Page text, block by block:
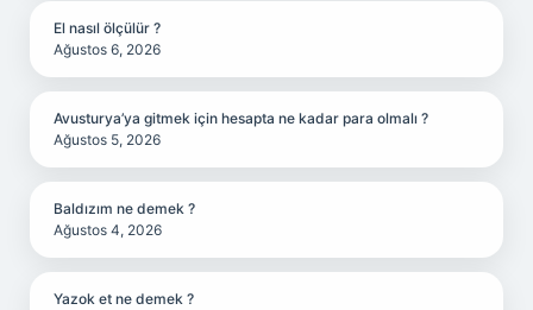
El nasıl ölçülür ?
Ağustos 6, 2026
Avusturya’ya gitmek için hesapta ne kadar para olmalı ?
Ağustos 5, 2026
Baldızım ne demek ?
Ağustos 4, 2026
Yazok et ne demek ?